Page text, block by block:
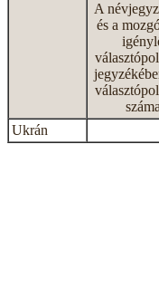
A
és a
száma
Ukrán